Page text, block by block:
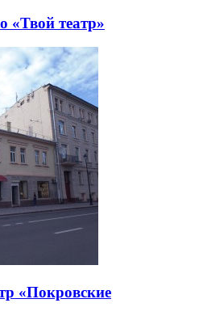
«Твой театр»
«Покровские